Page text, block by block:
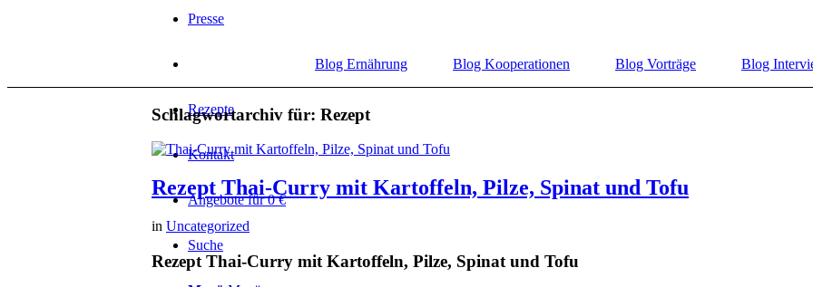
Presse
Blog Ernährung Blog Kooperationen Blog Vorträge Blog
Rezepte
Kontakt
Angebote für 0 €
Suche
Schlagwortarchiv für: Rezept
Rezept Thai-Curry mit Kartoffeln, Pilze, Spinat und Tofu
in Uncategorized
Rezept Thai-Curry mit Kartoffeln, Pilze, Spinat und Tofu